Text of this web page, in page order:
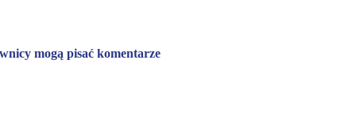
mogą pisać komentarze